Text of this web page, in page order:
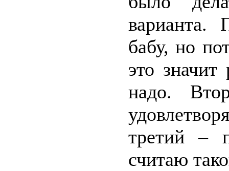
варианта.
бабу, но
это
надо.
третий –
считаю